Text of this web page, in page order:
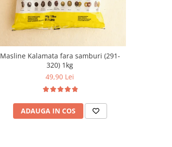
Masline Kalamata fara samburi (291-
320) 1kg
49,90 Lei
ADAUGA IN COS